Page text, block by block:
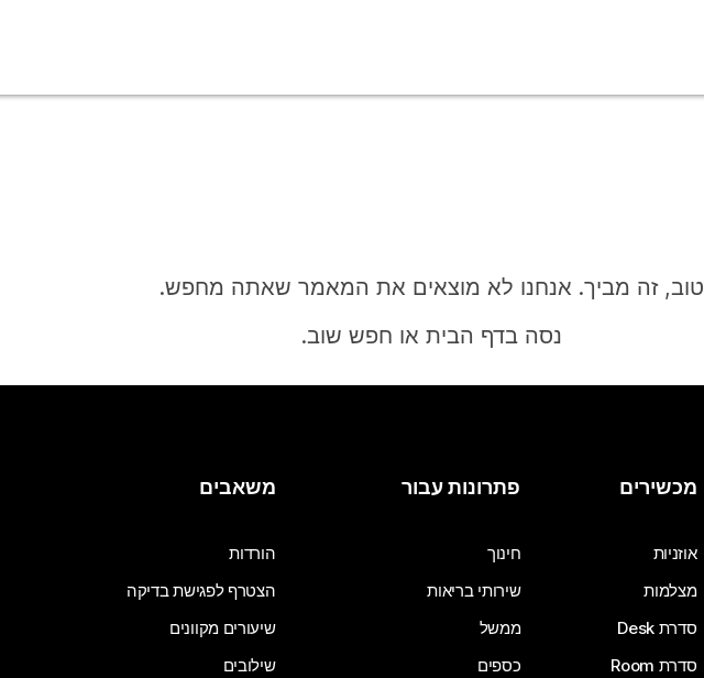
טוב, זה מביך. אנחנו לא מוצאים את המאמר שאתה מחפש.
נסה בדף הבית או חפש שוב.
צריך תשובה? מכשירים
אוזניות
מצלמות
סדרת Desk
סדרת Room
פתרונות עבור
חינוך
שירותי בריאות
ממשל
כספים
משאבים
הורדות
הצטרף לפגישת בדיקה
שיעורים מקוונים
שילובים